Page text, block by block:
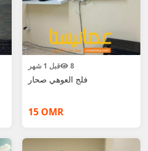
قبل 1 شهر 8
فلج العوهي صحار
15 OMR